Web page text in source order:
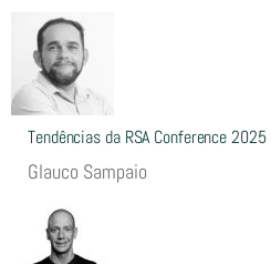
Tendências da RSA Conference
Glauco Sampaio